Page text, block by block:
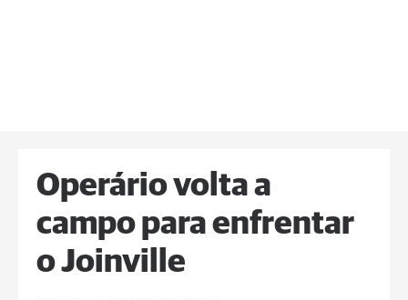
Operário volta a
campo para enfrentar
o Joinville